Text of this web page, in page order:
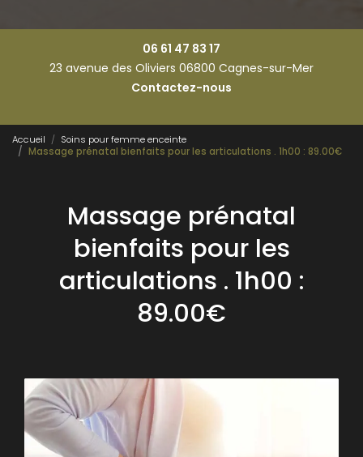
06 61 47 83 17
23 avenue des Oliviers 06800 Cagnes-sur-Mer
Contactez-nous
Accueil
Soins pour femme enceinte
Massage prénatal bienfaits pour les articulations . 1h00 : 89.00€
Massage prénatal
bienfaits pour les
articulations . 1h00 :
89.00€